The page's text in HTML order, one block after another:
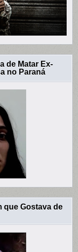
de Matar Ex-
no Paraná
que Gostava de